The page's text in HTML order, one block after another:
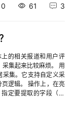
的独立第三方视角，为
行业定制与AI赋能的
企业，在2026年的业
。面对三大运营商5G
求，保旺达以自研的数
手。其布局重点在于构
据发现、动态脱敏（毫
级行政区的运营商落地
顺势将成熟的行业化
年的业务布局，可
实时数据和普通业务
出现字段缺失或者数
df.isnull().sum() 如
如果业务场景
是简单删除数据，而是
时间字段转换与标准化
多接口返回的是 Unix
。 例如： df["time"] =
中，除了记录数据时
0 61 3
的相关报道和用户评
起来比较麻烦。 用
采集。它支持自定义采
上，在亮
定要提取的字段（标